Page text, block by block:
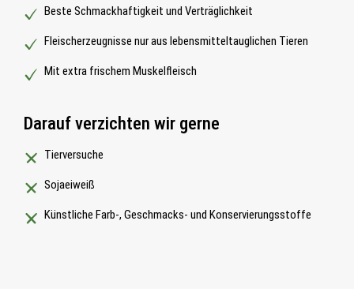
Beste Schmackhaftigkeit und Verträglichkeit
Fleischerzeugnisse nur aus lebensmitteltauglichen Tieren
Mit extra frischem Muskelfleisch
Darauf verzichten wir gerne
Tierversuche
Sojaeiweiß
Künstliche Farb-, Geschmacks- und Konservierungsstoffe